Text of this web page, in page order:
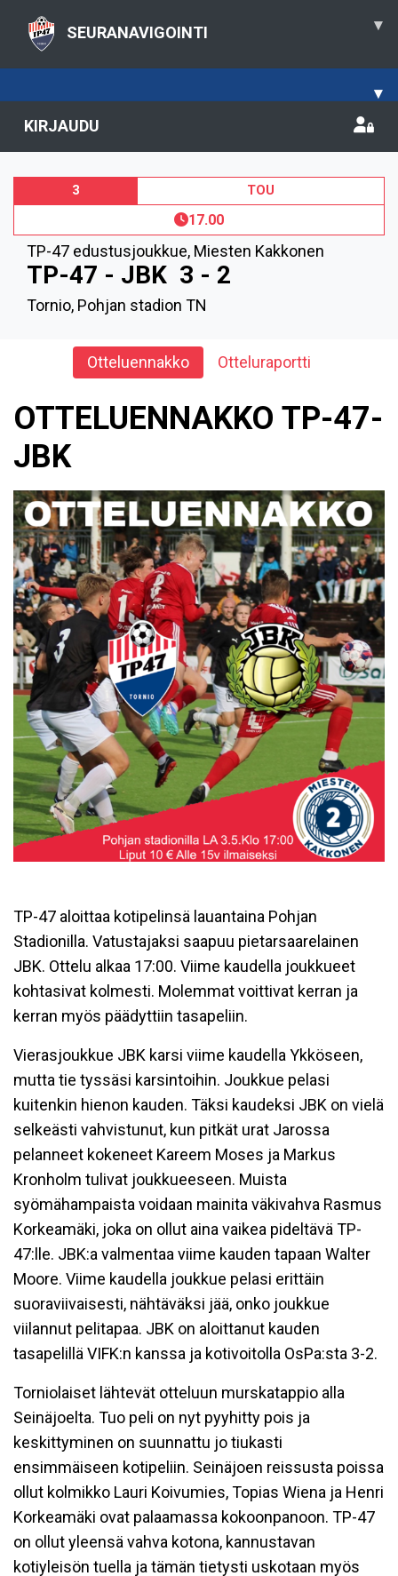
SEURANAVIGOINTI ▾
▾
KIRJAUDU
3 TOU
17.00
TP-47 edustusjoukkue, Miesten Kakkonen
TP-47 - JBK 3 - 2
Tornio, Pohjan stadion TN
Otteluennakko Otteluraportti
​OTTELUENNAKKO TP-47-
JBK
TP-47 aloittaa kotipelinsä lauantaina Pohjan
Stadionilla. Vatustajaksi saapuu pietarsaarelainen
JBK. Ottelu alkaa 17:00. Viime kaudella joukkueet
kohtasivat kolmesti. Molemmat voittivat kerran ja
kerran myös päädyttiin tasapeliin.
Vierasjoukkue JBK karsi viime kaudella Ykköseen,
mutta tie tyssäsi karsintoihin. Joukkue pelasi
kuitenkin hienon kauden. Täksi kaudeksi JBK on vielä
selkeästi vahvistunut, kun pitkät urat Jarossa
pelanneet kokeneet Kareem Moses ja Markus
Kronholm tulivat joukkueeseen. Muista
syömähampaista voidaan mainita väkivahva Rasmus
Korkeamäki, joka on ollut aina vaikea pideltävä TP-
47:lle. JBK:a valmentaa viime kauden tapaan Walter
Moore. Viime kaudella joukkue pelasi erittäin
suoraviivaisesti, nähtäväksi jää, onko joukkue
viilannut pelitapaa. JBK on aloittanut kauden
tasapelillä VIFK:n kanssa ja kotivoitolla OsPa:sta 3-2.
Torniolaiset lähtevät otteluun murskatappio alla
Seinäjoelta. Tuo peli on nyt pyyhitty pois ja
keskittyminen on suunnattu jo tiukasti
ensimmäiseen kotipeliin. Seinäjoen reissusta poissa
ollut kolmikko Lauri Koivumies, Topias Wiena ja Henri
Korkeamäki ovat palaamassa kokoonpanoon. TP-47
on ollut yleensä vahva kotona, kannustavan
kotiyleisön tuella ja tämän tietysti uskotaan myös